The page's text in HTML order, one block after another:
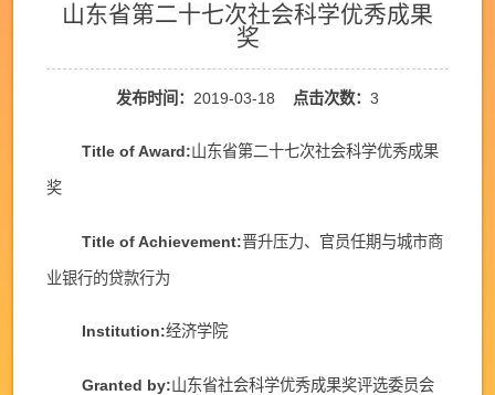
山东省第二十七次社会科学优秀成果
奖
发布时间： 2019-03-18 点击次数： 3
Title of Award:山东省第二十七次社会科学优秀成果
奖
Title of Achievement:晋升压力、官员任期与城市商
业银行的贷款行为
Institution:经济学院
Granted by:山东省社会科学优秀成果奖评选委员会